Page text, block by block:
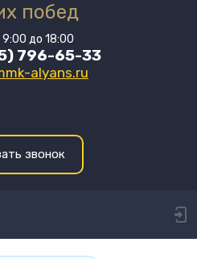
побед
до 18:00
796-65-33
alyans.ru
звонок